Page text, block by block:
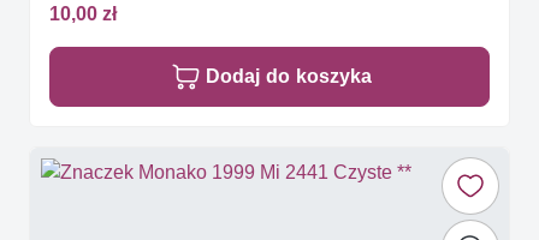
10,00 zł
Dodaj do koszyka